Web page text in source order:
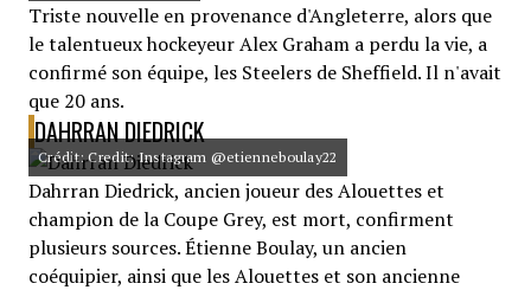
Triste nouvelle en provenance d'Angleterre, alors que
le talentueux hockeyeur Alex Graham a perdu la vie, a
confirmé son équipe, les Steelers de Sheffield. Il n'avait
que 20 ans.
DAHRRAN DIEDRICK
Crédit: Credit: Instagram @etienneboulay22
Dahrran Diedrick, ancien joueur des Alouettes et
champion de la Coupe Grey, est mort, confirment
plusieurs sources. Étienne Boulay, un ancien
coéquipier, ainsi que les Alouettes et son ancienne